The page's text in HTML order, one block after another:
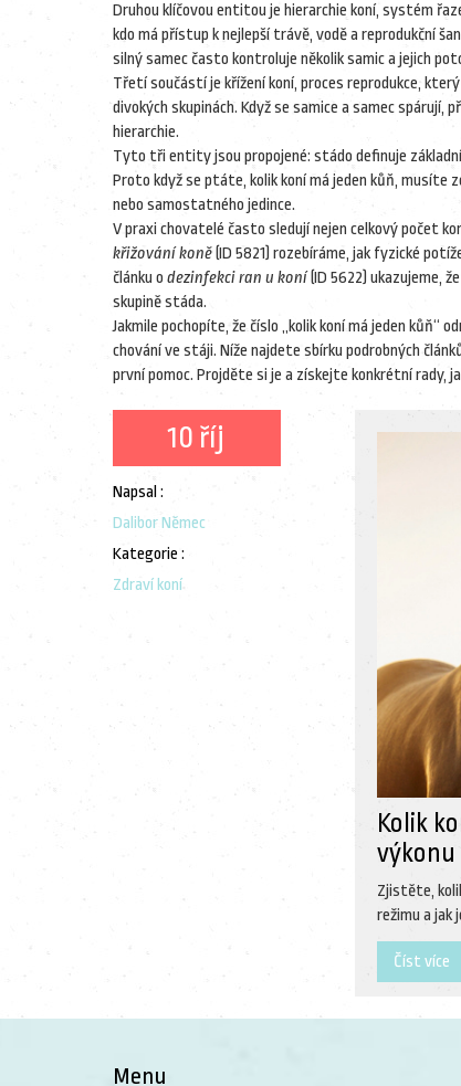
Druhou klíčovou entitou je hierarchie koní, systém
kdo má přístup k nejlepší trávě, vodě a reprodukční
silný samec často kontroluje několik samic a jejich
Třetí součástí je křížení koní, proces reprodukce,
divokých skupinách. Když se samice a samec
hierarchie.
Tyto tři entity jsou propojené: stádo definuje
Proto když se ptáte, kolik koní má jeden kůň, musíte
nebo samostatného jedince.
V praxi chovatelé často sledují nejen celkový počet
křižování koně (ID 5821) rozebíráme, jak fyzické
článku o dezinfekci ran u koní(ID 5622) ukazujeme,
skupině stáda.
Jakmile pochopíte, že číslo „kolik koní má jeden kůň“
chování ve stáji. Níže najdete sbírku podrobných
první pomoc. Projděte si je a získejte konkrétní
10 říj
Napsal :
Dalibor Němec
Kategorie :
Zdraví koní
Kolik
výkonu
Zjistěte,
režimu a jak
Číst více
Menu